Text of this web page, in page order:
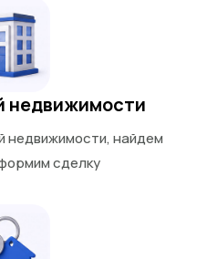
недвижимости
недвижимости, найдем
сделку